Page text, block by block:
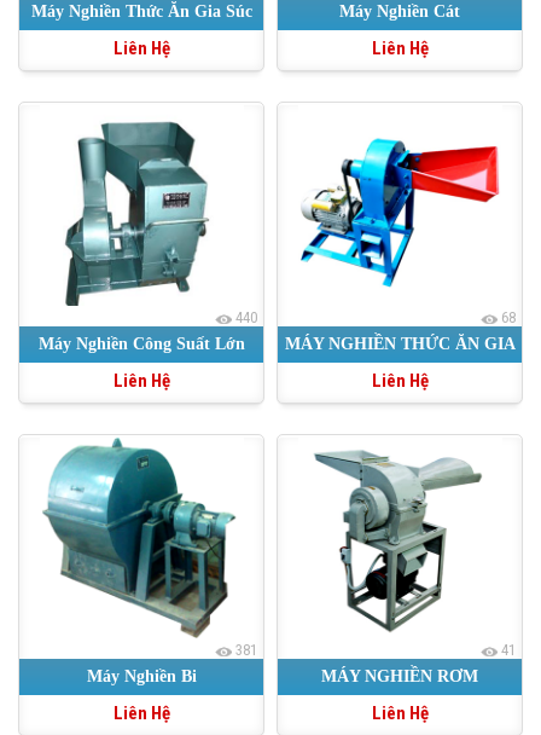
Máy Nghiền Thức Ăn Gia Súc
Kiểu Buồng Thẳng
Liên Hệ
Máy Nghiền Cát
Liên Hệ
440
Máy Nghiền Công Suất Lớn
Liên Hệ
68
MÁY NGHIỀN THỨC ĂN GIA
SÚC LOẠI NHỎ
Liên Hệ
381
Máy Nghiền Bi
Liên Hệ
41
MÁY NGHIỀN RƠM
Liên Hệ